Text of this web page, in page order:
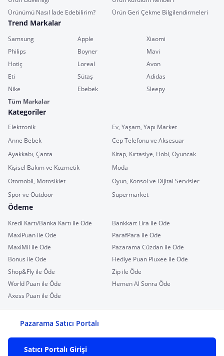
Ürünümü Nasıl İade Edebilirim?
Ürün Geri Çekme Bilgilendirmeleri
Trend Markalar
Samsung Apple
Xiaomi
Philips
Boyner
Mavi
Hotiç
Loreal
Avon
Eti
Sütaş
Adidas
Nike
Ebebek
Sleepy
Tüm Markalar
Kategoriler
Elektronik
Ev, Yaşam, Yapı Market
Anne Bebek
Cep Telefonu ve Aksesuar
Ayakkabı, Çanta
Kitap, Kırtasiye, Hobi, Oyuncak
Kişisel Bakım ve Kozmetik
Moda
Otomobil, Motosiklet
Oyun, Konsol ve Dijital Servisler
Spor ve Outdoor
Süpermarket
Ödeme
Kredi Kartı/Banka Kartı ile Öde
Bankkart Lira ile Öde
MaxiPuan ile Öde
ParafPara ile Öde
MaxiMil ile Öde
Pazarama Cüzdan ile Öde
Bonus ile Öde
Hediye Puan Pluxee ile Öde
Shop&Fly ile Öde
Zip ile Öde
World Puan ile Öde
Hemen Al Sonra Öde
Axess Puan ile Öde
Pazarama Satıcı Portalı
Satıcı Portalı Girişi